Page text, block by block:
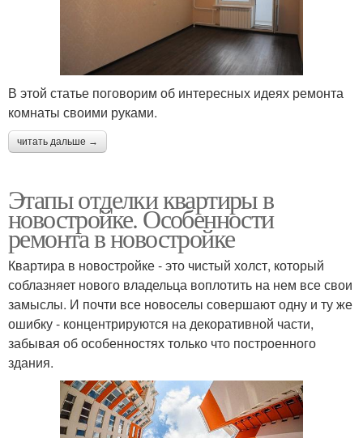
В этой статье поговорим об интересных идеях ремонта
комнаты своими руками.
читать дальше →
Этапы отделки квартиры в
новостройке. Особенности
ремонта в новостройке
Квартира в новостройке - это чистый холст, который
соблазняет нового владельца воплотить на нем все свои
замыслы. И почти все новоселы совершают одну и ту же
ошибку - концентрируются на декоративной части,
забывая об особенностях только что построенного
здания.